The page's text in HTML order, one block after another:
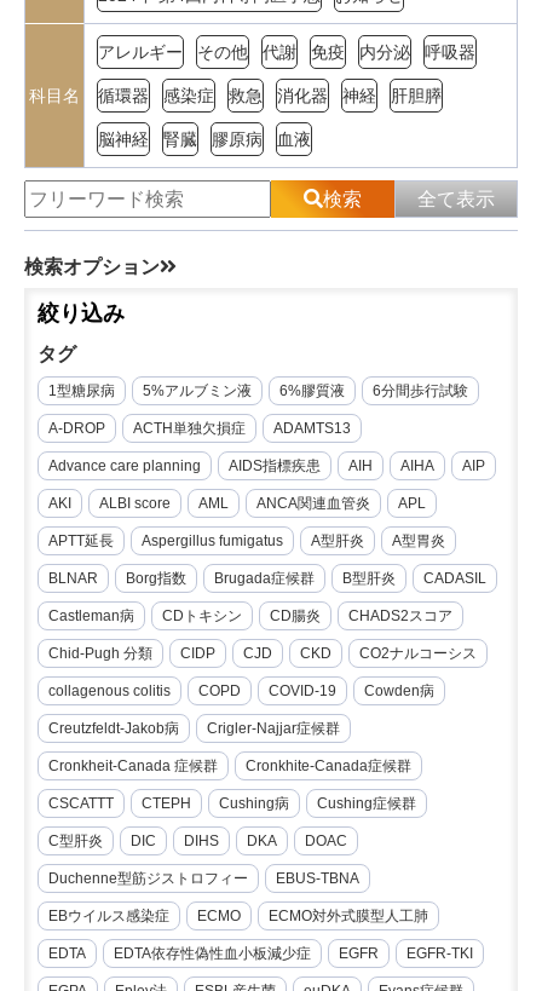
科目名
アレルギー その他 代謝 免疫 内分泌 呼吸器
循環器 感染症 救急 消化器 神経 肝胆膵
脳神経 腎臓 膠原病 血液
検索 全て表示
検索オプション
絞り込み
タグ
1型糖尿病 5%アルブミン液 6%膠質液 6分間歩行試験
A-DROP ACTH単独欠損症 ADAMTS13
Advance care planning AIDS指標疾患 AIH AIHA AIP
AKI ALBI score AML ANCA関連血管炎 APL
APTT延長 Aspergillus fumigatus A型肝炎 A型胃炎
BLNAR Borg指数 Brugada症候群 B型肝炎 CADASIL
Castleman病 CDトキシン CD腸炎 CHADS2スコア
Chid-Pugh 分類 CIDP CJD CKD CO2ナルコーシス
collagenous colitis COPD COVID-19 Cowden病
Creutzfeldt-Jakob病 Crigler-Najjar症候群
Cronkheit-Canada 症候群 Cronkhite-Canada症候群
CSCATTT CTEPH Cushing病 Cushing症候群
C型肝炎 DIC DIHS DKA DOAC
Duchenne型筋ジストロフィー EBUS-TBNA
EBウイルス感染症 ECMO ECMO対外式膜型人工肺
EDTA EDTA依存性偽性血小板減少症 EGFR EGFR-TKI